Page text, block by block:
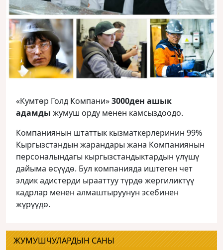
«Кумтөр Голд Компани»3000ден ашык
адамды жумуш орду менен камсыздоодо.
Компаниянын штаттык кызматкерлеринин 99%
Кыргызстандын жарандары жана Компаниянын
персоналындагы кыргызстандыктардын үлүшү
дайыма өсүүдө. Бул компанияда иштеген чет
элдик адистерди ырааттуу түрдө жергиликтүү
кадрлар менен алмаштыруунун эсебинен
жүрүүдө.
ЖУМУШЧУЛАРДЫН САНЫ